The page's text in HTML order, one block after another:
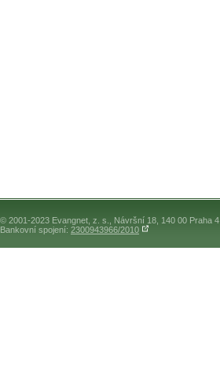
© 2001-2023 Evangnet, z. s., Návršní 18, 140 00 Praha 4
Bankovní spojení: 2300943966/2010